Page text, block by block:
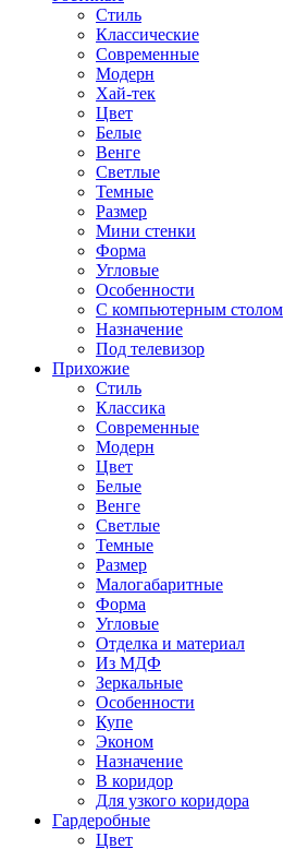
Стиль
Классические
Современные
Модерн
Хай-тек
Цвет
Белые
Венге
Светлые
Темные
Размер
Мини стенки
Форма
Угловые
Особенности
С компьютерным столом
Назначение
Под телевизор
Прихожие
Стиль
Классика
Современные
Модерн
Цвет
Белые
Венге
Светлые
Темные
Размер
Малогабаритные
Форма
Угловые
Отделка и материал
Из МДФ
Зеркальные
Особенности
Купе
Эконом
Назначение
В коридор
Для узкого коридора
Гардеробные
Цвет